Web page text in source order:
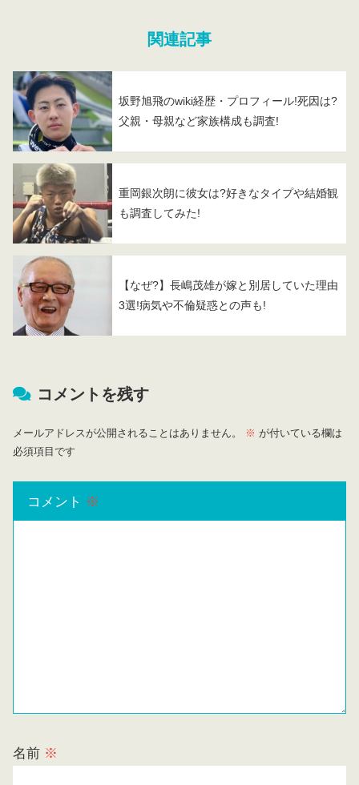
関連記事
坂野旭飛のwiki経歴・プロフィール!死因は?
父親・母親など家族構成も調査!
重岡銀次朗に彼女は?好きなタイプや結婚観
も調査してみた!
【なぜ?】長嶋茂雄が嫁と別居していた理由
3選!病気や不倫疑惑との声も!
コメントを残す
メールアドレスが公開されることはありません。 ※ が付いている欄は
必須項目です
コメント ※
名前 ※